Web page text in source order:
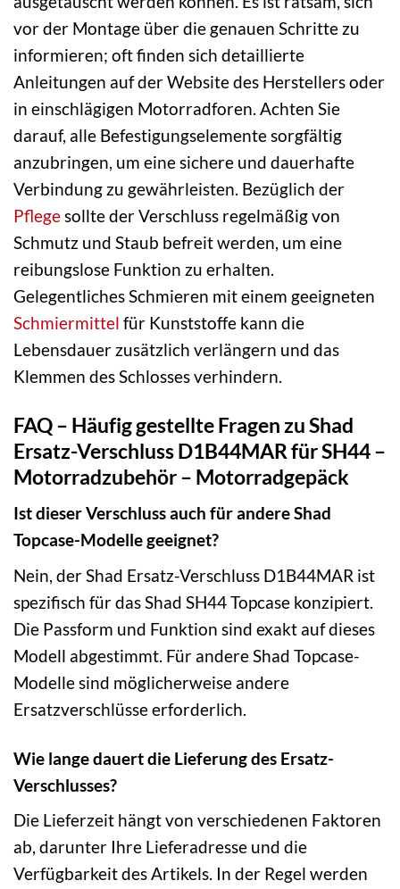
vor der Montage über die genauen Schritte zu
informieren; oft finden sich detaillierte
Anleitungen auf der Website des Herstellers oder
in einschlägigen Motorradforen. Achten Sie
darauf, alle Befestigungselemente sorgfältig
anzubringen, um eine sichere und dauerhafte
Verbindung zu gewährleisten. Bezüglich der
Pflegesollte der Verschluss regelmäßig von
Schmutz und Staub befreit werden, um eine
reibungslose Funktion zu erhalten.
Gelegentliches Schmieren mit einem geeigneten
Schmiermittel für Kunststoffe kann die
Lebensdauer zusätzlich verlängern und das
Klemmen des Schlosses verhindern.
FAQ – Häufig gestellte Fragen zu Shad
Ersatz-Verschluss D1B44MAR für SH44 –
Motorradzubehör – Motorradgepäck
Ist dieser Verschluss auch für andere Shad
Topcase-Modelle geeignet?
Nein, der Shad Ersatz-Verschluss D1B44MAR ist
spezifisch für das Shad SH44 Topcase konzipiert.
Die Passform und Funktion sind exakt auf dieses
Modell abgestimmt. Für andere Shad Topcase-
Modelle sind möglicherweise andere
Ersatzverschlüsse erforderlich.
Wie lange dauert die Lieferung des Ersatz-
Verschlusses?
Die Lieferzeit hängt von verschiedenen Faktoren
ab, darunter Ihre Lieferadresse und die
Verfügbarkeit des Artikels. In der Regel werden